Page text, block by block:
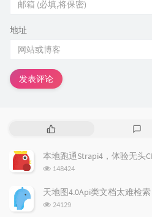
地址
发表评论
热
文
章
评
浏
次
数:
148424
天地图4.0Api类文档太难检
浏
24129